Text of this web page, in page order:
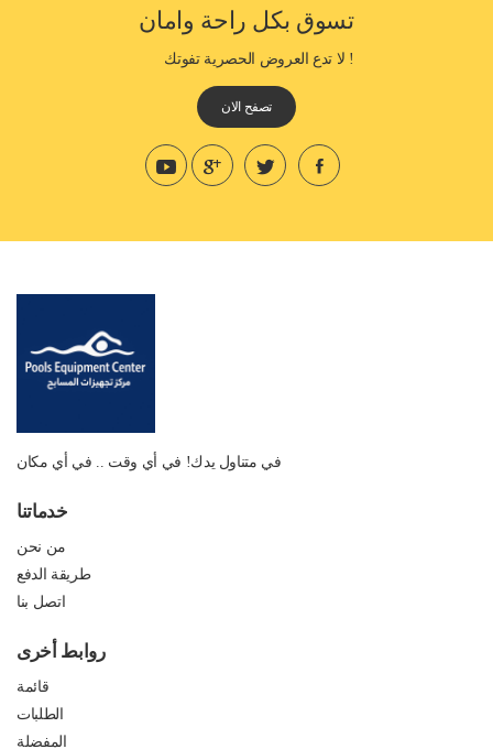
تسوق بكل راحة وامان
! لا تدع العروض الحصرية تفوتك
تصفح الان
في متناول يدك! في أي وقت .. في أي مكان
خدماتنا
من نحن
طريقة الدفع
اتصل بنا
روابط أخرى
قائمة
الطلبات
المفضلة